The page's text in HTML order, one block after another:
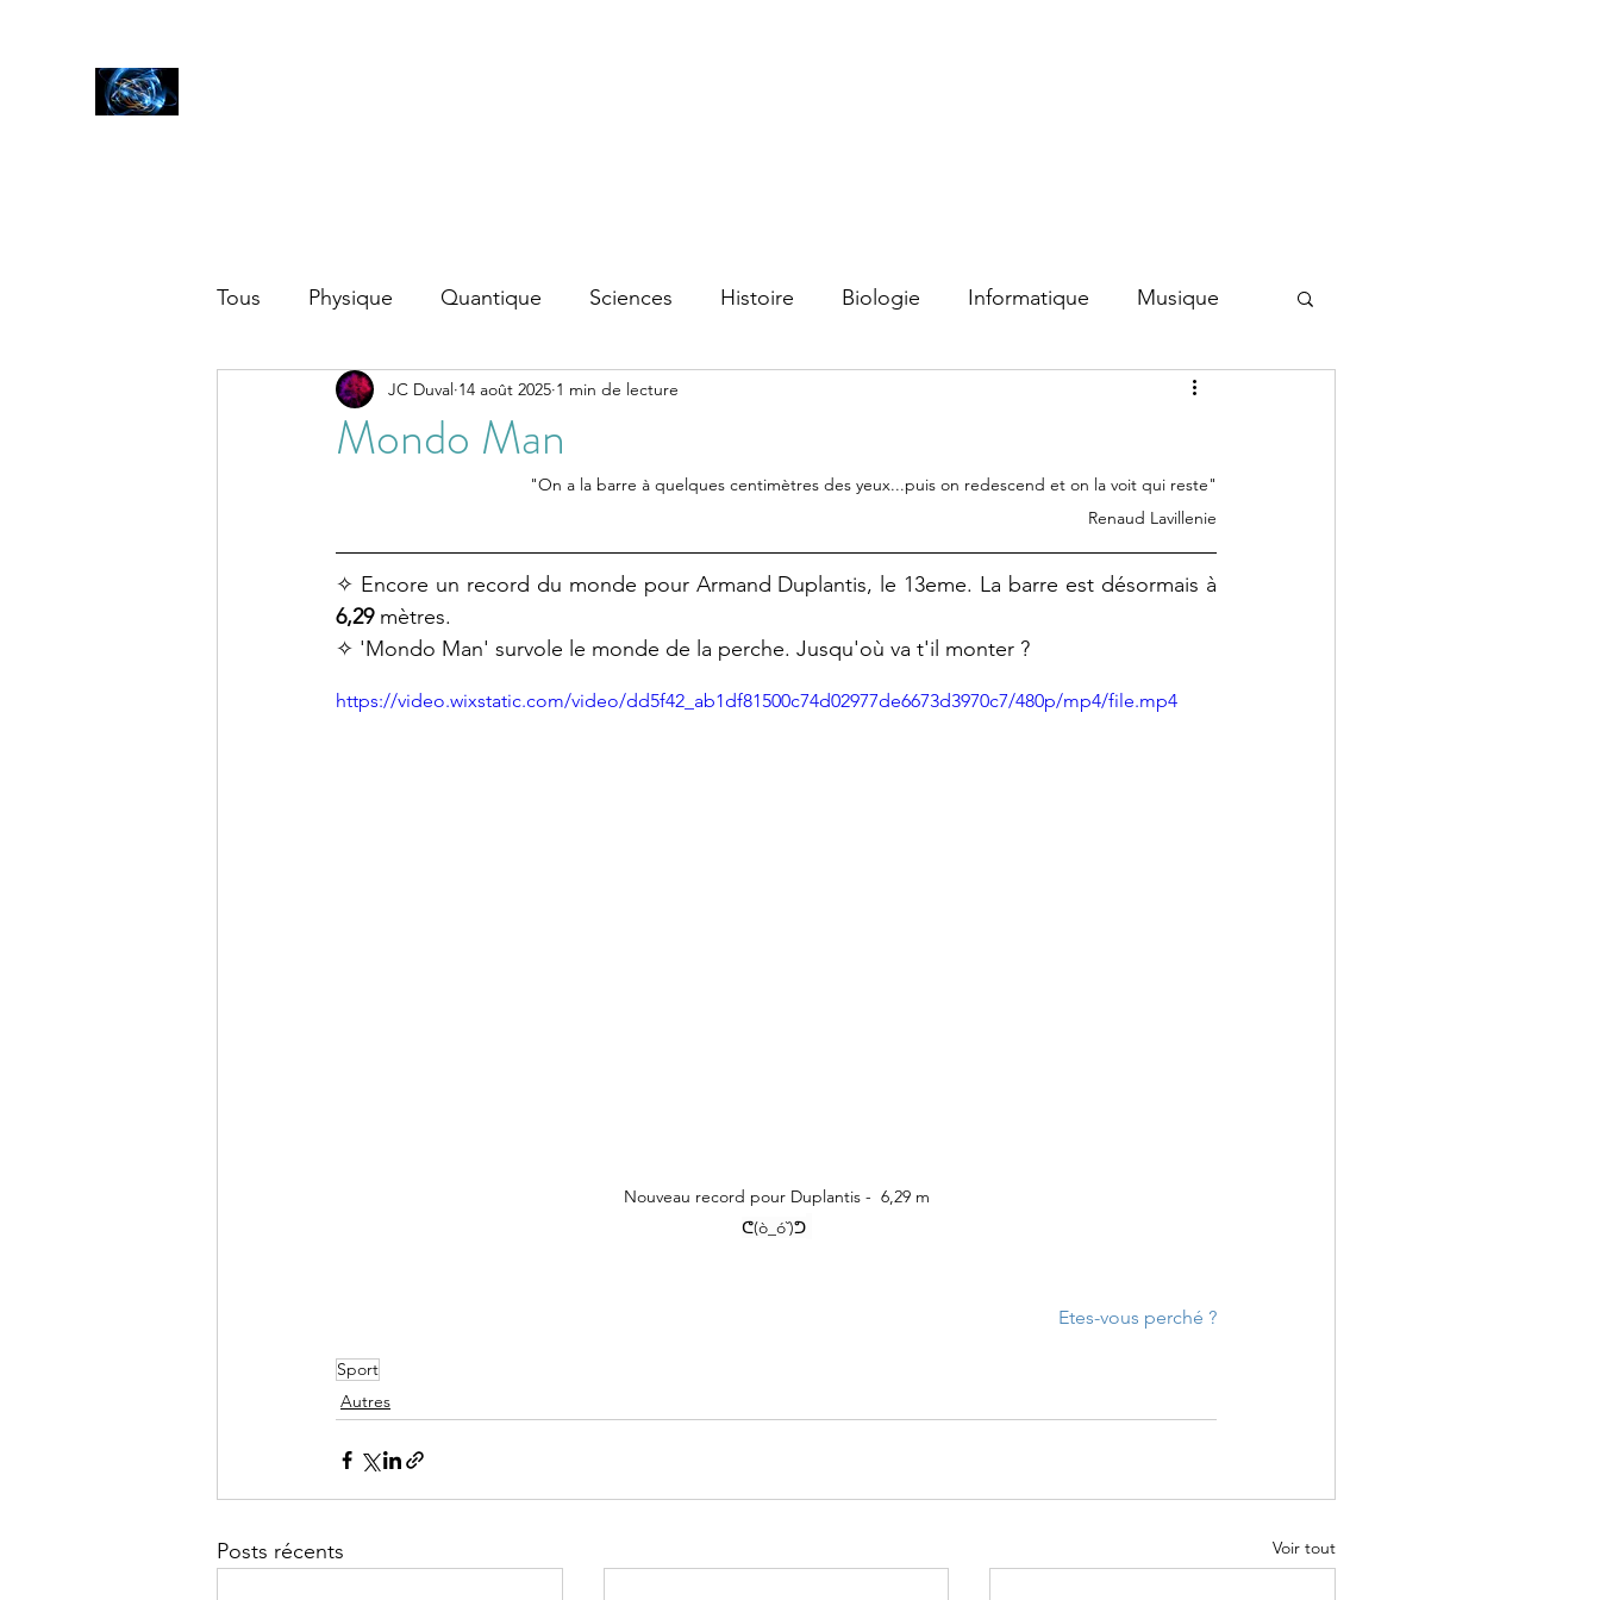
Tous Physique Quantique Sciences Histoire Biologie Informatique Musique
Mondo Man
JC Duval 14 août 2025 1 min de lecture
"On a la barre à quelques centimètres des yeux...puis on redescend et on la voit qui reste"
Renaud Lavillenie
6,29 mètres.
✧ 'Mondo Man' survole le monde de la perche. Jusqu'où va t'il monter ?
https://video.wixstatic.com/video/dd5f42_ab1df81500c74d02977de6673d3970c7/480p/mp4/file.mp4
Nouveau record pour Duplantis -  6,29 m
ᕦ(ò_óˇ)ᕤ
Etes-vous perché ?
Sport
Autres
Posts récents Voir tout